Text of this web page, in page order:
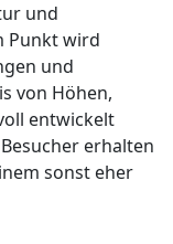
und
Punkt wird
und
von Höhen,
entwickelt
erhalten
sonst eher